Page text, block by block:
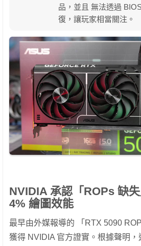
品，並且 無法透過
復，讓玩家相當關注。
NVIDIA 承認「ROPs 缺
4% 繪圖效能
最早由外媒報導的 「RTX 5090
獲得 NVIDIA 官方證實。根據聲明